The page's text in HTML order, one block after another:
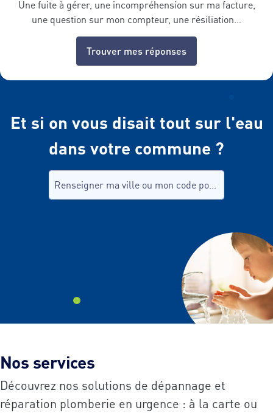
Une fuite à gérer, une incompréhension sur ma facture,
une question sur mon compteur, une résiliation…
Trouver mes réponses
Et si on vous disait tout sur l'eau
dans votre commune ?
Recherche de commune, tapez dans le champ puis
Nos services
Découvrez nos solutions de dépannage et
réparation plomberie en urgence : à la carte ou